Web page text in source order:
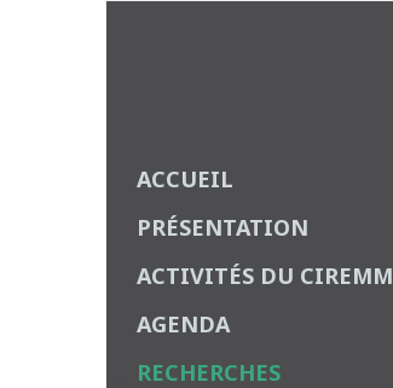
ACCUEIL
PRÉSENTATION
ACTIVITÉS DU CIREMM
AGENDA
RECHERCHES